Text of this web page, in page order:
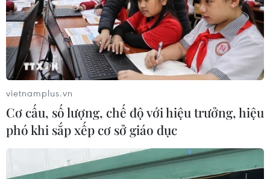
vietnamplus.vn
Cơ cấu, số lượng, chế độ với hiệu trưởng, hiệu
phó khi sắp xếp cơ sở giáo dục